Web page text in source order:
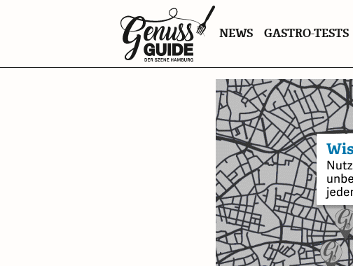
Zurück
zur
Startseite
NEWS GASTRO-TESTS